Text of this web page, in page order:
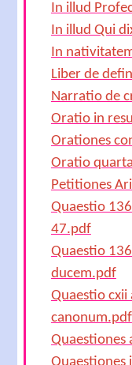
In illud
In illud Qui
In
Liber de
Narratio de
Oratio in
Orationes
Oratio
Petitiones
Quaestio
47.pdf
Quaestio
ducem.pdf
Quaestio
canonum.pdf
Quaestiones